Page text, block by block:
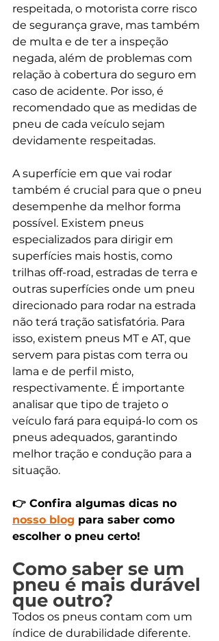
respeitada, o motorista corre risco
de segurança grave, mas também
de multa e de ter a inspeção
negada, além de problemas com
relação à cobertura do seguro em
caso de acidente. Por isso, é
recomendado que as medidas de
pneu de cada veículo sejam
devidamente respeitadas.
A superfície em que vai rodar
também é crucial para que o pneu
desempenhe da melhor forma
possível. Existem pneus
especializados para dirigir em
superfícies mais hostis, como
trilhas off-road, estradas de terra e
outras superfícies onde um pneu
direcionado para rodar na estrada
não terá tração satisfatória. Para
isso, existem pneus MT e AT, que
servem para pistas com terra ou
lama e de perfil misto,
respectivamente. É importante
analisar que tipo de trajeto o
veículo fará para equipá-lo com os
pneus adequados, garantindo
melhor tração e condução para a
situação.
👉 Confira algumas dicas no
nosso blog para saber como
escolher o pneu certo!
Como saber se um
pneu é mais durável
que outro?
Todos os pneus contam com um
índice de durabilidade diferente.